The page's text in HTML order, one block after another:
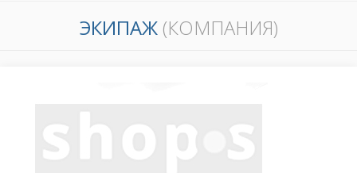
ЭКИПАЖ (КОМПАНИЯ)